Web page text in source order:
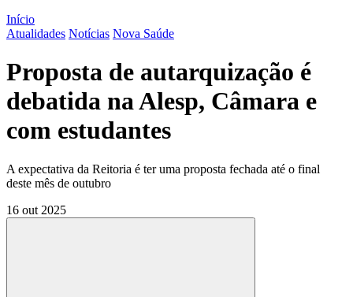
Início
Atualidades Notícias Nova Saúde
Proposta de autarquização é
debatida na Alesp, Câmara e
com estudantes
A expectativa da Reitoria é ter uma proposta fechada até o final
deste mês de outubro
16 out 2025